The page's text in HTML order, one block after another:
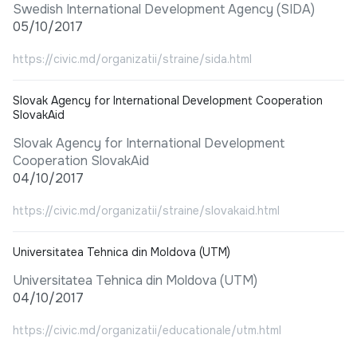
Swedish International Development Agency (SIDA)
05/10/2017
https://civic.md/organizatii/straine/sida.html
Slovak Agency for International Development Cooperation
SlovakAid
Slovak Agency for International Development
Cooperation SlovakAid
04/10/2017
https://civic.md/organizatii/straine/slovakaid.html
Universitatea Tehnica din Moldova (UTM)
Universitatea Tehnica din Moldova (UTM)
04/10/2017
https://civic.md/organizatii/educationale/utm.html